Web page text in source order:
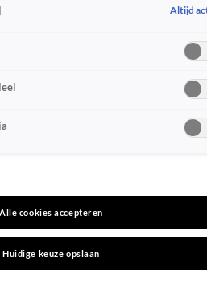
in huis
Altijd
Alle cookies accepteren
Huidige keuze opslaan